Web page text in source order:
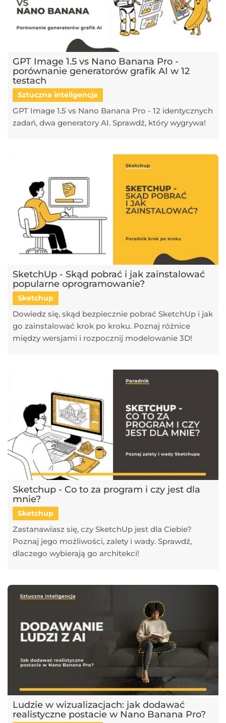
GPT Image 1.5 vs Nano Banana Pro -
porównanie generatorów grafik AI w 12
testach
Sztuczna inteligencja
GPT Image 1.5 vs Nano Banana Pro - 12 identycznych
zadań, dwa generatory AI. Sprawdź, który wygrywa!
SketchUp - Skąd pobrać i jak zainstalować
popularne oprogramowanie?
Sketchup
Dowiedz się, skąd bezpiecznie pobrać SketchUp i jak
go zainstalować krok po kroku. Poznaj różnice
między wersjami i rozpocznij modelowanie 3D!
Sketchup - Co to za program i czy jest dla
mnie?
Sketchup
Zastanawiasz się, czy SketchUp jest dla Ciebie?
Poznaj jego możliwości, zalety i wady. Sprawdź,
dlaczego wybierają go architekci!
Ludzie w wizualizacjach: jak dodawać
realistyczne postacie w Nano Banana Pro?